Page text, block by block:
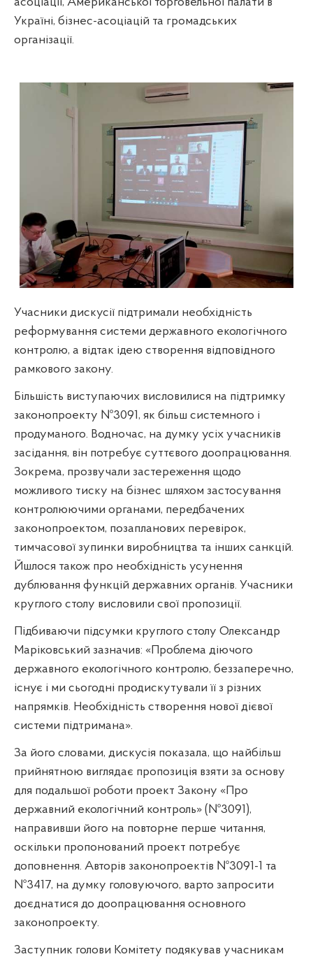
Україні, бізнес-асоціацій та громадських
організації.
Учасники дискусії підтримали необхідність
реформування системи державного екологічного
контролю, а відтак ідею створення відповідного
рамкового закону.
Більшість виступаючих висловилися на підтримку
законопроекту №3091, як більш системного і
продуманого. Водночас, на думку усіх учасників
засідання, він потребує суттєвого доопрацювання.
Зокрема, прозвучали застереження щодо
можливого тиску на бізнес шляхом застосування
контролюючими органами, передбачених
законопроектом, позапланових перевірок,
тимчасової зупинки виробництва та інших санкцій.
Йшлося також про необхідність усунення
дублювання функцій державних органів. Учасники
круглого столу висловили свої пропозиції.
Підбиваючи підсумки круглого столу Олександр
Маріковський зазначив: «Проблема діючого
державного екологічного контролю, беззаперечно,
існує і ми сьогодні продискутували її з різних
напрямків. Необхідність створення нової дієвої
системи підтримана».
За його словами, дискусія показала, що найбільш
прийнятною виглядає пропозиція взяти за основу
для подальшої роботи проект Закону «Про
державний екологічний контроль» (№3091),
направивши його на повторне перше читання,
оскільки пропонований проект потребує
доповнення. Авторів законопроектів №3091-1 та
№3417, на думку головуючого, варто запросити
доєднатися до доопрацювання основного
законопроекту.
Заступник голови Комітету подякував учасникам